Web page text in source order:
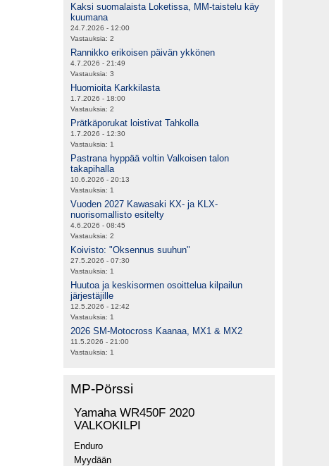
Kaksi suomalaista Loketissa, MM-taistelu käy
kuumana
24.7.2026 - 12:00
Vastauksia: 2
Rannikko erikoisen päivän ykkönen
4.7.2026 - 21:49
Vastauksia: 3
Huomioita Karkkilasta
1.7.2026 - 18:00
Vastauksia: 2
Prätkäporukat loistivat Tahkolla
1.7.2026 - 12:30
Vastauksia: 1
Pastrana hyppää voltin Valkoisen talon
takapihalla
10.6.2026 - 20:13
Vastauksia: 1
Vuoden 2027 Kawasaki KX- ja KLX-
nuorisomallisto esitelty
4.6.2026 - 08:45
Vastauksia: 2
Koivisto: "Oksennus suuhun"
27.5.2026 - 07:30
Vastauksia: 1
Huutoa ja keskisormen osoittelua kilpailun
järjestäjille
12.5.2026 - 12:42
Vastauksia: 1
2026 SM-Motocross Kaanaa, MX1 & MX2
11.5.2026 - 21:00
Vastauksia: 1
MP-Pörssi
Yamaha WR450F 2020
VALKOKILPI
Enduro
Myydään